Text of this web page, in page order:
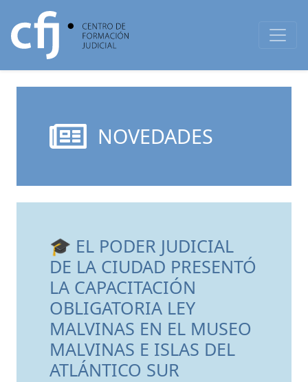
NOVEDADES
🎓 EL PODER JUDICIAL
DE LA CIUDAD PRESENTÓ
LA CAPACITACIÓN
OBLIGATORIA LEY
MALVINAS EN EL MUSEO
MALVINAS E ISLAS DEL
ATLÁNTICO SUR